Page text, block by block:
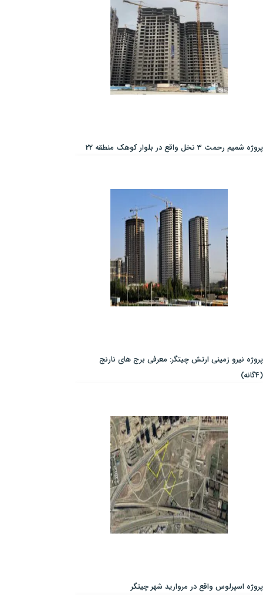
پروژه شمیم رحمت 3 نخل واقع در بلوار کوهک منطقه 22
پروژه نیرو زمینی ارتش چیتگر: معرفی برج های نارنج
(4گانه)
پروژه اسپرلوس واقع در مروارید شهر چیتگر